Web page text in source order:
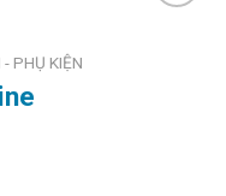
- PHỤ KIỆN